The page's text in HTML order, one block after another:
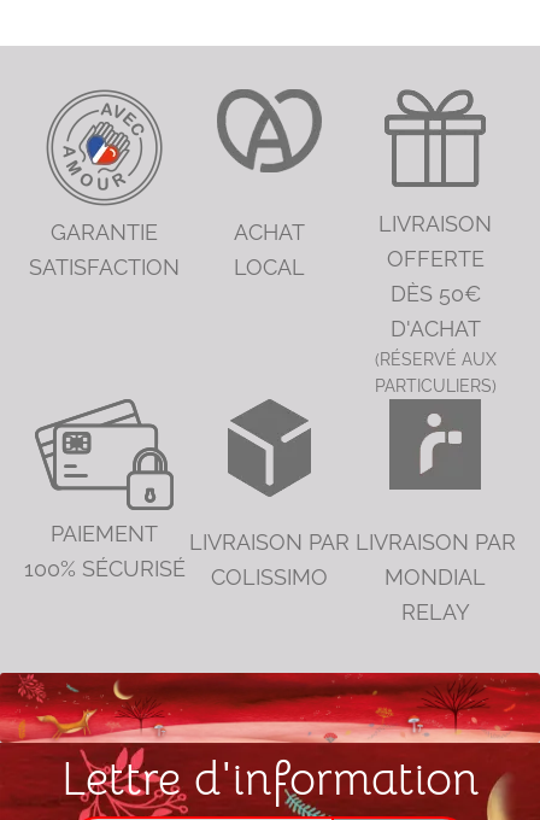
GARANTIE
SATISFACTION
ACHAT
LOCAL
LIVRAISON
OFFERTE
DÈS 50€
D'ACHAT
(RÉSERVÉ AUX
PARTICULIERS)
PAIEMENT
100% SÉCURISÉ
LIVRAISON PAR
COLISSIMO
LIVRAISON PAR
MONDIAL
RELAY
Lettre d'information